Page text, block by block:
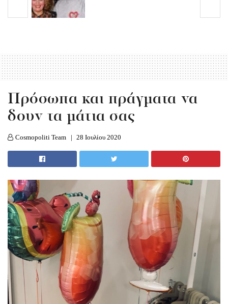
Πρόσωπα και πράγματα να
δουν τα μάτια σας
Cosmopoliti Team 28 Ιουλίου 2020